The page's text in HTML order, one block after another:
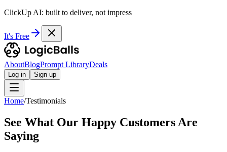
ClickUp AI: built to deliver, not impress
It's Free
AboutBlogPrompt LibraryDeals
Log in Sign up
Home/Testimonials
See What Our Happy Customers Are
Saying